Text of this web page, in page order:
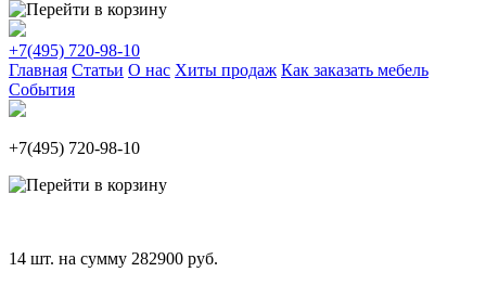
+7(495) 720-98-10
Главная Статьи О нас Хиты продаж Как заказать мебель
События
+7(495) 720-98-10
14 шт. на сумму 282900 руб.